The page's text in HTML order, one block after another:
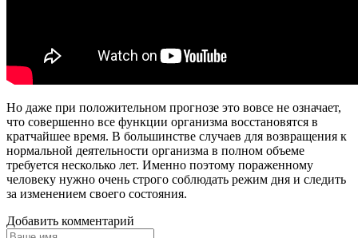
Но даже при положительном прогнозе это вовсе не означает,
что совершенно все функции организма восстановятся в
кратчайшее время. В большинстве случаев для возвращения к
нормальной деятельности организма в полном объеме
требуется несколько лет. Именно поэтому пораженному
человеку нужно очень строго соблюдать режим дня и следить
за изменением своего состояния.
Добавить комментарий